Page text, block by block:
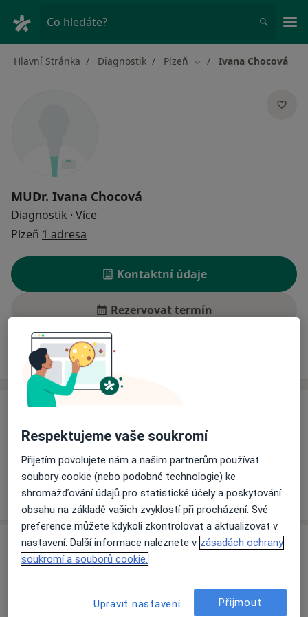
Co hledáte?
Hlavní Stránka Diagnostik Plzeň Změna města
Ivana Chocová
MUDr. Ivana Chocová
Diagnostik · Více
Plzeň 1 adresa
Kontaktní údaje
Rezervovat termín
Ceník
Informace o službách a cenách nejsou k dispozici
Tento specialista ještě nepřidával žádné informace o
svých službách.
Adresa
30100
Respektujeme vaše soukromí
Přijetím povolujete nám a našim partnerům používat
soubory cookie (nebo podobné technologie) ke
shromažďování údajů pro statistické účely a poskytování
obsahu na základě vašich zvyklostí při procházení. Své
preference můžete kdykoli zkontrolovat a aktualizovat v
nastavení. Další informace naleznete v zásadách ochrany
soukromí a souborů cookie.
Upravit nastavení Přijmout